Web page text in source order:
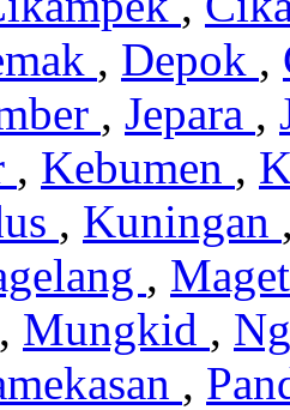
, Depok ,
, Jepara ,
, Kebumen ,
, Kuningan
,
, Mungkid ,
,